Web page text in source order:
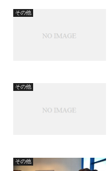
その他
その他
その他